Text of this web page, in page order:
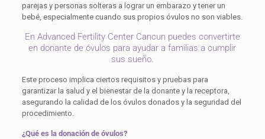
parejas y personas solteras a lograr un embarazo y tener un
bebé, especialmente cuando sus propios óvulos no son viables.
En Advanced Fertility Center Cancun puedes convertirte
en donante de óvulos para ayudar a familias a cumplir
sus sueño.
Este proceso implica ciertos requisitos y pruebas para
garantizar la salud y el bienestar de la donante y la receptora,
asegurando la calidad de los óvulos donados y la seguridad del
procedimiento.
¿Qué es la donación de óvulos?